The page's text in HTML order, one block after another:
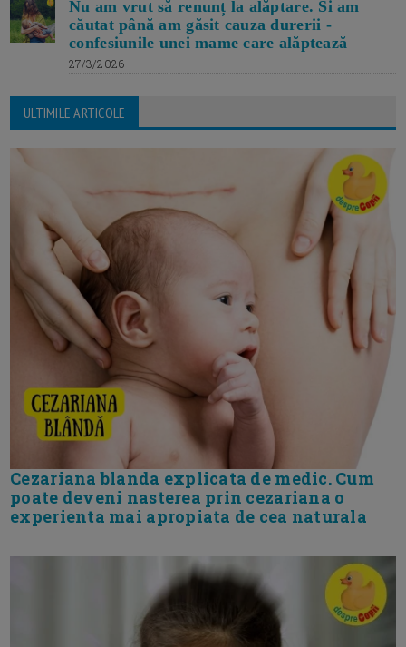
Nu am vrut să renunț la alăptare. Si am
căutat până am găsit cauza durerii -
confesiunile unei mame care alăptează
27/3/2026
ULTIMILE ARTICOLE
Cezariana blanda explicata de medic. Cum
poate deveni nasterea prin cezariana o
experienta mai apropiata de cea naturala